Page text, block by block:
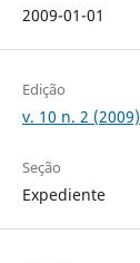
2009-01-01
Edição
v. 10 n. 2 (2009)
Seção
Expediente